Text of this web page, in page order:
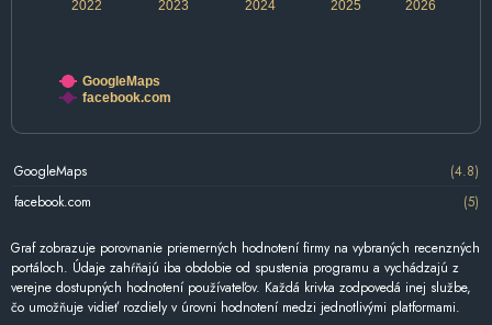
2022 2024 2026
2023 2025
GoogleMaps
facebook.com
GoogleMaps
(4.8)
facebook.com
(5)
Graf zobrazuje porovnanie priemerných hodnotení firmy na vybraných recenzných
portáloch. Údaje zahŕňajú iba obdobie od spustenia programu a vychádzajú z
verejne dostupných hodnotení používateľov. Každá krivka zodpovedá inej službe,
čo umožňuje vidieť rozdiely v úrovni hodnotení medzi jednotlivými platformami.